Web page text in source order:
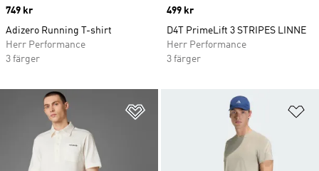
Price
749 kr
Adizero Running T-shirt
Herr Performance
3 färger
Price
499 kr
D4T PrimeLift 3 STRIPES LINNE
Herr Performance
3 färger
Lägg till på önskelistan